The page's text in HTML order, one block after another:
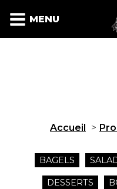
MENU
Accueil
BAGELS
DESSERTS